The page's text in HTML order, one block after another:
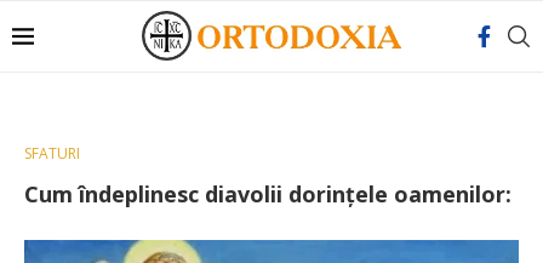
SFATURI
Cum îndeplinesc diavolii dorinţele oamenilor: